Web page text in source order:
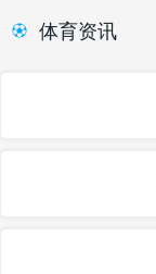
体育资讯